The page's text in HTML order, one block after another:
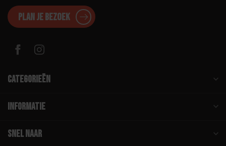
Plan je bezoek
Categorieën
Informatie
Snel naar